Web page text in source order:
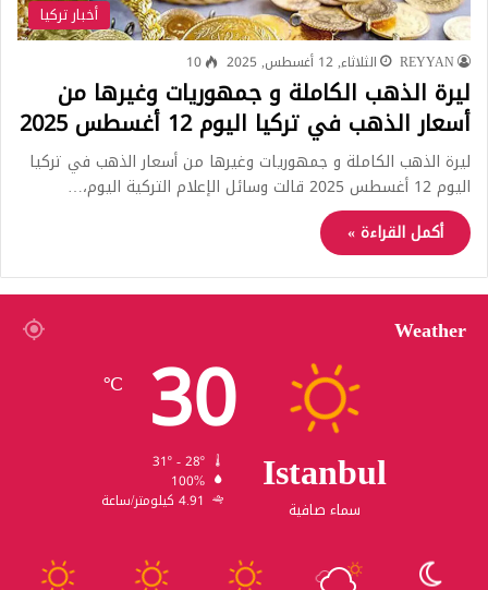
أخبار تركيا
REYYAN الثلاثاء, 12 أغسطس, 2025 10
ليرة الذهب الكاملة و جمهوريات وغيرها من
أسعار الذهب في تركيا اليوم 12 أغسطس 2025
ليرة الذهب الكاملة و جمهوريات وغيرها من أسعار الذهب في تركيا
اليوم 12 أغسطس 2025 قالت وسائل الإعلام التركية اليوم،…
أكمل القراءة »
Weather
Istanbul
سماء صافية
30
℃
100%
4.91 كيلومتر/ساعة